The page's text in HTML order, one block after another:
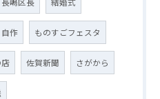
自作 ものすごフェスタ
佐賀新聞 さがから